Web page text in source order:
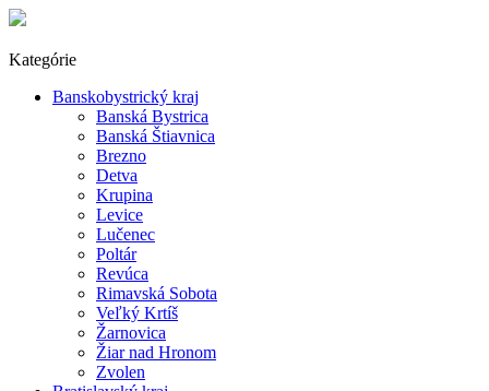
Kategórie
Banskobystrický kraj
Banská Bystrica
Banská Štiavnica
Brezno
Detva
Krupina
Levice
Lučenec
Poltár
Revúca
Rimavská Sobota
Veľký Krtíš
Žarnovica
Žiar nad Hronom
Zvolen